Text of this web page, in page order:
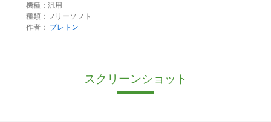
機種：汎用
種類：フリーソフト
作者：
プレトン
スクリーンショット